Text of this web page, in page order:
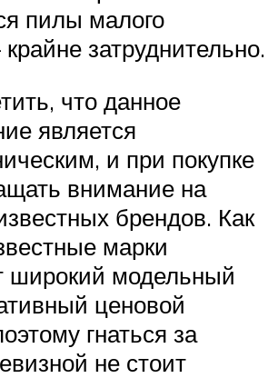
пилы малого
затруднительно.
что данное
является
и при покупке
внимание на
брендов. Как
марки
широкий модельный
ценовой
гнаться за
не стоит